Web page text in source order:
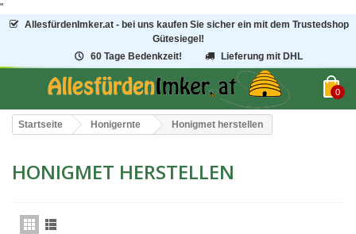
"
AllesfürdenImker.at - bei uns kaufen Sie sicher ein mit dem Trustedshop
Gütesiegel!
60 Tage Bedenkzeit!
Lieferung mit DHL
0
Startseite Honigernte Honigmet herstellen
HONIGMET HERSTELLEN